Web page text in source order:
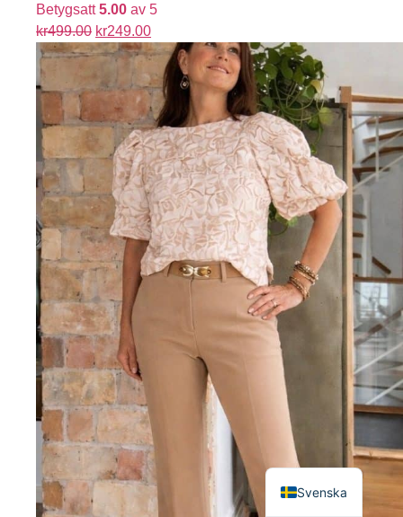
Betygsatt5.00 av 5
kr499.00 kr249.00
Svenska
English